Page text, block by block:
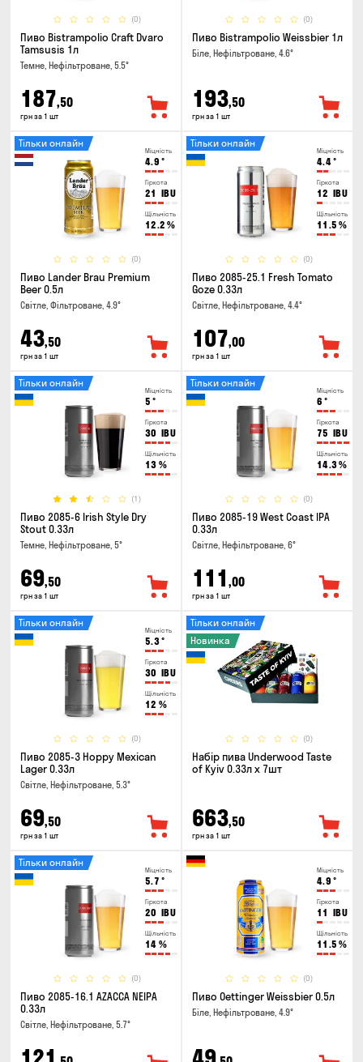
(0)
Пиво Bistrampolio Craft Dvaro
Tamsusis 1л
Темне, Нефільтроване, 5.5°
187,50
грн за 1 шт
(0)
Пиво Bistrampolio Weissbier 1л
Біле, Нефільтроване, 4.6°
193,50
грн за 1 шт
Міцність
4.9 °
Гіркота
21 IBU
Щільність
12.2 %
(0)
Тільки онлайн
Пиво Lander Brau Premium
Beer 0.5л
Світле, Фільтроване, 4.9°
43,50
грн за 1 шт
Міцність
4.4°
Гіркота
12 IBU
Щільність
11.5 %
(0)
Тільки онлайн
Пиво 2085-25.1 Fresh Tomato
Goze 0.33л
Світле, Нефільтроване, 4.4°
107,00
грн за 1 шт
Міцність
5 °
Гіркота
30 IBU
Щільність
13 %
(1)
Тільки онлайн
Пиво 2085-6 Irish Style Dry
Stout 0.33л
Темне, Нефільтроване, 5°
69,50
грн за 1 шт
Міцність
6 °
Гіркота
75 IBU
Щільність
14.3%
(0)
Тільки онлайн
Пиво 2085-19 West Coast IPA
0.33л
Світле, Нефільтроване, 6°
111 ,00
грн за 1 шт
Міцність
5.3°
Гіркота
30 IBU
Щільність
12 %
(0)
Тільки онлайн
Пиво 2085-3 Hoppy Mexican
Lager 0.33л
Світле, Нефільтроване, 5.3°
69,50
грн за 1 шт
(0)
Тільки онлайн
Новинка
Набір пива Underwood Taste
of Kyiv 0.33л x 7шт
663,50
грн за 1 шт
Міцність
5.7 °
Гіркота
20 IBU
Щільність
14 %
(0)
Тільки онлайн
Пиво 2085-16.1 AZACCA NEIPA
0.33л
Світле, Нефільтроване, 5.7°
Міцність
4.9 °
Гіркота
11 IBU
Щільність
11.5 %
(0)
Пиво Oettinger Weissbier 0.5л
Біле, Нефільтроване, 4.9°